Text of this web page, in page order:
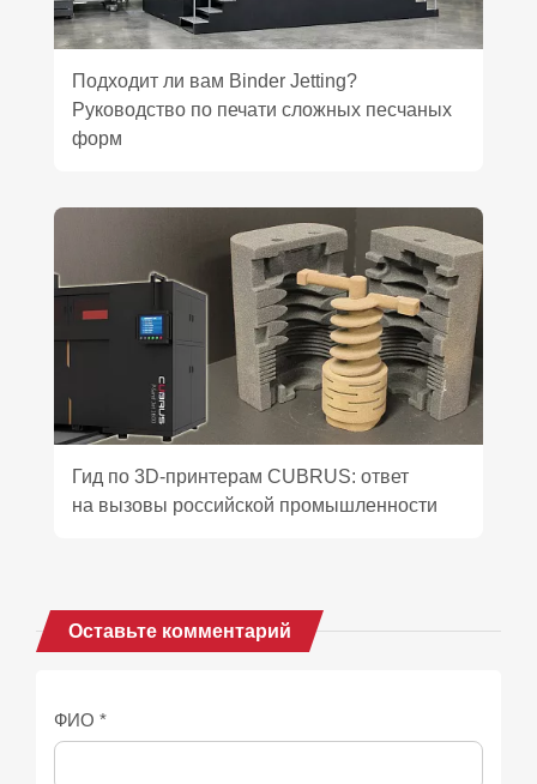
Подходит ли вам Binder Jetting?
Руководство по печати сложных песчаных
форм
Гид по 3D‑принтерам CUBRUS: ответ
на вызовы российской промышленности
Оставьте комментарий
ФИО *